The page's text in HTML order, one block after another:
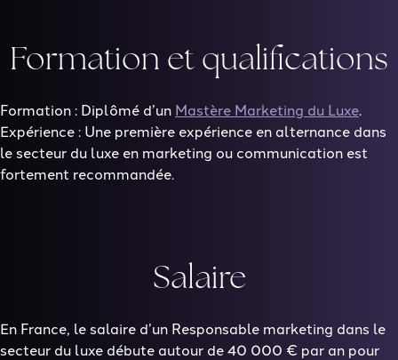
Formation et qualifications
Formation : Diplômé d’un Mastère Marketing du Luxe.
Expérience : Une première expérience en alternance dans
le secteur du luxe en marketing ou communication est
fortement recommandée.
Salaire
En France, le salaire d’un Responsable marketing dans le
secteur du luxe débute autour de 40 000 € par an pour